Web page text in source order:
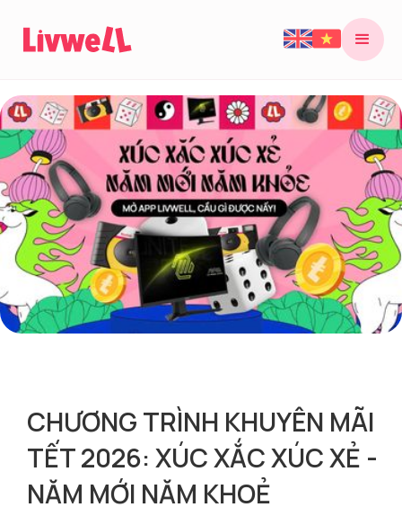
CHƯƠNG TRÌNH KHUYÊN MÃI
TẾT 2026: XÚC XẮC XÚC XẺ -
NĂM MỚI NĂM KHOẺ